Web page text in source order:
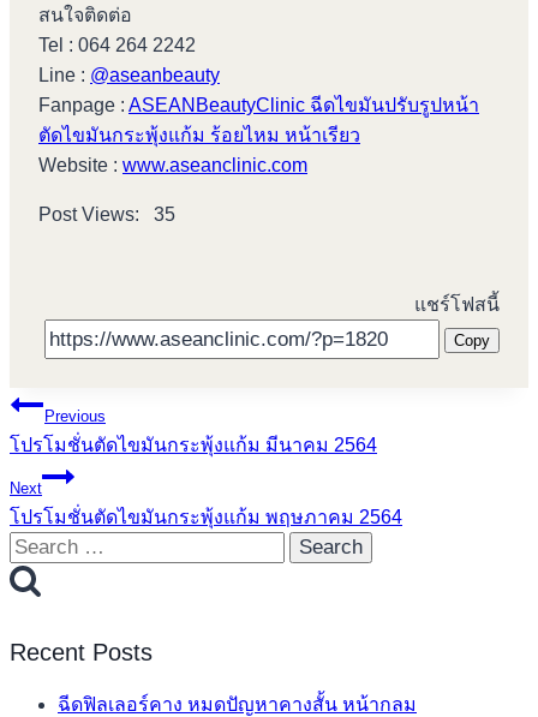
สนใจติดต่อ
Tel : 064 264 2242
Line : @aseanbeauty
Fanpage : ASEANBeautyClinic ฉีดไขมันปรับรูปหน้า
ตัดไขมันกระพุ้งแก้ม ร้อยไหม หน้าเรียว
Website : www.aseanclinic.com
Post Views: 35
แชร์โฟสนี้
Copy
Post
navigation
Previous
โปรโมชั่นตัดไขมันกระพุ้งแก้ม มีนาคม 2564
Next
โปรโมชั่นตัดไขมันกระพุ้งแก้ม พฤษภาคม 2564
Search
for:
Recent Posts
ฉีดฟิลเลอร์คาง หมดปัญหาคางสั้น หน้ากลม